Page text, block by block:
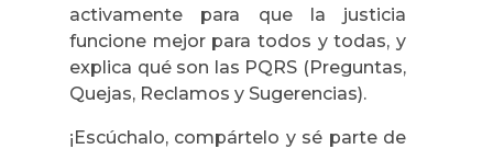
activamente para que la justicia
funcione mejor para todos y todas, y
explica qué son las PQRS (Preguntas,
Quejas, Reclamos y Sugerencias).
¡Escúchalo, compártelo y sé parte de